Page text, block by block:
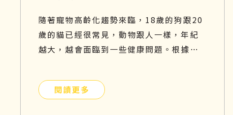
飲食指南
隨著寵物高齡化趨勢來臨，18歲的狗跟20
歲的貓已經很常見，動物跟人一樣，年紀
越大，越會面臨到一些健康問題。根據美
見的疾病，每年的發病率以超過35％速度
增長。尤其對於比較好動的狗狗而言，更
閱讀更多